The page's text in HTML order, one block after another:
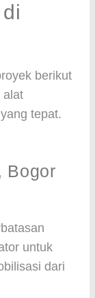
berikut
alat
tepat.
Bogor
untuk
dari